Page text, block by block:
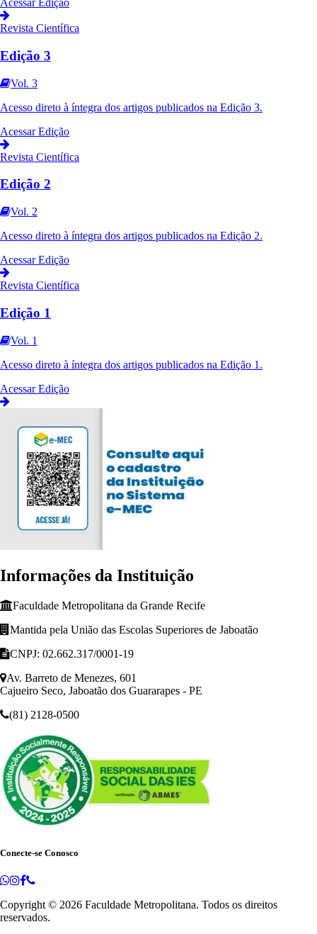
Acessar Edição
Revista Científica
Edição 3
Vol. 3
Acesso direto à íntegra dos artigos publicados na Edição 3.
Acessar Edição
Revista Científica
Edição 2
Vol. 2
Acesso direto à íntegra dos artigos publicados na Edição 2.
Acessar Edição
Revista Científica
Edição 1
Vol. 1
Acesso direto à íntegra dos artigos publicados na Edição 1 .
Acessar Edição
Informações da Instituição
Faculdade Metropolitana da Grande Recife
Mantida pela União das Escolas Superiores de Jaboatão
CNPJ: 02.662.317/0001-19
Av. Barreto de Menezes, 601
Cajueiro Seco, Jaboatão dos Guararapes - PE
(81) 2128-0500
Conecte-se Conosco
Copyright © 2026 Faculdade Metropolitana. Todos os direitos
reservados.